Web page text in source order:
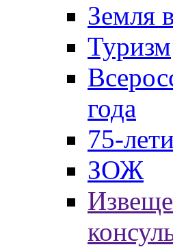
Земля
Туризм
года
75-
ЗОЖ